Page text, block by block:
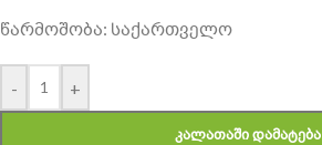
წარმოშობა: საქართველო
- +
ᲙᲐᲚᲐᲗᲐᲨᲘ ᲓᲐᲛᲐᲢᲔᲑᲐ